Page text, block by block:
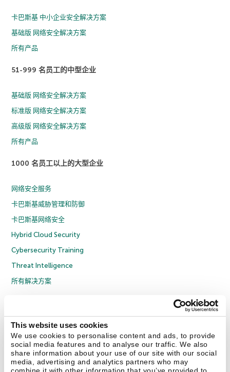
This website uses cookies
We use cookies to personalise content and ads, to provide
social media features and to analyse our traffic. We also
share information about your use of our site with our social
media, advertising and analytics partners who may
卡巴斯基 中小企业安全解决方案
基础版 网络安全解决方案
所有产品
51-999 名员工的中型企业
基础版 网络安全解决方案
标准版 网络安全解决方案
高级版 网络安全解决方案
所有产品
1000 名员工以上的大型企业
网络安全服务
卡巴斯基威胁管理和防御
卡巴斯基网络安全
Hybrid Cloud Security
Cybersecurity Training
Threat Intelligence
所有解决方案
隐私策略
京ICP备12053225号
京公网安备 11010102001169号
联系我们 关于我们 合作伙伴 Blog 资源中心 新闻稿